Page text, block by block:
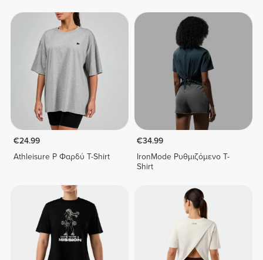
€24.99
Athleisure P Φαρδύ T-Shirt
€34.99
IronMode Ρυθμιζόμενο T-
Shirt